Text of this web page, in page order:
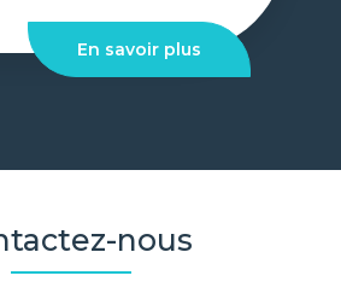
En savoir plus
nous